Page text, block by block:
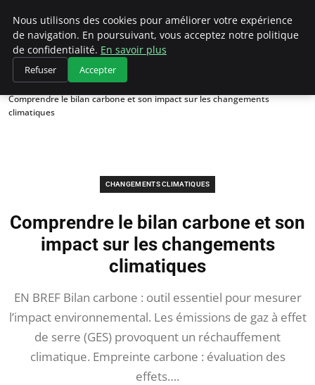
Climategatecountryclub.com
Accueil
Changements climatiques
Comprendre le bilan carbone et son impact sur les changements
climatiques
CHANGEMENTS CLIMATIQUES
Comprendre le bilan carbone et son
impact sur les changements
climatiques
EN BREF Bilan carbone : outil essentiel pour mesurer
l’impact environnemental. Les émissions de gaz à effet
de serre (GES) provoquent un réchauffement
climatique. Empreinte carbone : évaluation des
effets….
Nous utilisons des cookies pour améliorer votre expérience
de navigation. En poursuivant, vous acceptez notre politique
de confidentialité. En savoir plus
Refuser Accepter